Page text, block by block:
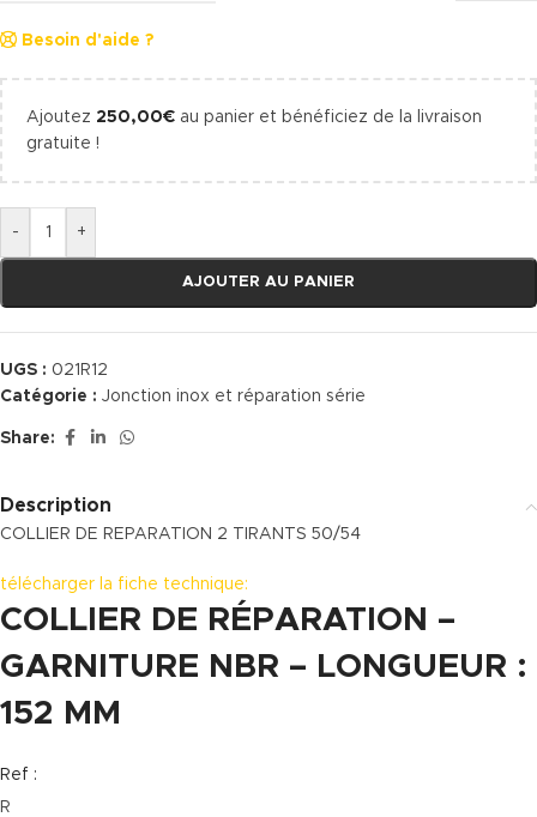
Besoin d'aide ?
Ajoutez 250,00€ au panier et bénéficiez de la livraison
gratuite !
- +
AJOUTER AU PANIER
UGS : 021R12
Catégorie : Jonction inox et réparation série
Share:
Description
COLLIER DE REPARATION 2 TIRANTS 50/54
télécharger la fiche technique:
COLLIER DE RÉPARATION –
GARNITURE NBR – LONGUEUR :
152 MM
Ref :
R